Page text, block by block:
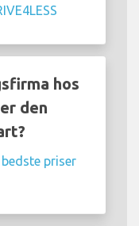
hos
den
bedste priser